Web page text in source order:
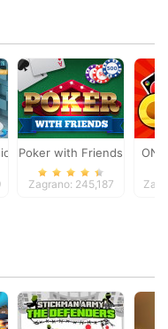
Poker with Friends
Zagrano: 245,187